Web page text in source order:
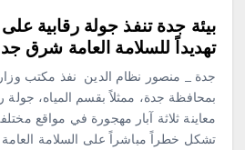
بيئة جدة تنفذ جولة رقابية
تهديداً للسلامة العامة شرق
جدة _ منصور نظام الدين ‏ ‏نفذ مكتب وزارة
بمحافظة جدة، ممثلاً بقسم المياه، جولة
معاينة ثلاثة آبار مهجورة في مواقع
تشكل خطراً مباشراً على السلامة